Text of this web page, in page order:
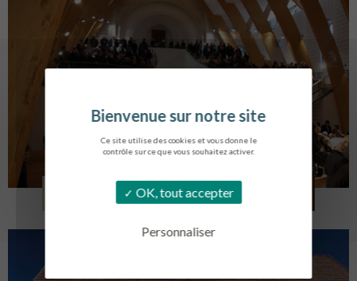
Ce site utilise des cookies et vous donne le
contrôle sur ce que vous souhaitez activer.
OK, tout accepter
Personnaliser
EGLISE SAINT VINCENT
LA TOURLANDRY